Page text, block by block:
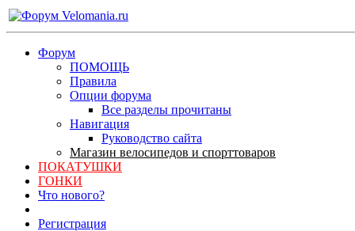
Форум
ПОМОЩЬ
Правила
Опции форума
Все разделы прочитаны
Навигация
Руководство сайта
Магазин велосипедов и спорттоваров
ПОКАТУШКИ
ГОНКИ
Что нового?
Регистрация